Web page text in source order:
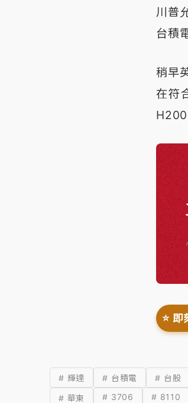
川普
台積
稍早
在符
H200
⭐️
# 輝達 # 台積電 # 台股
# 華東
# 3706 # 8110